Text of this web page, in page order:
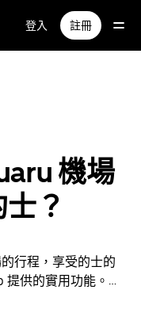
登入 註冊
機場
？
行程，享受的士的
供的實用功能。臨
約行程，享受經濟